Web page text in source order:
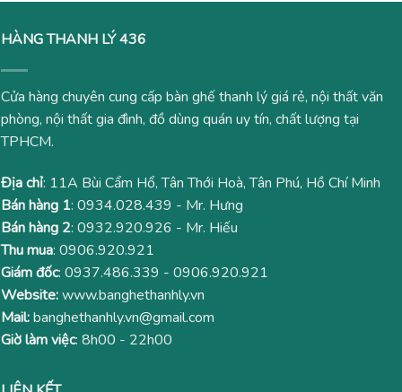
HÀNG THANH LÝ 436
Cửa hàng chuyên cung cấp bàn ghế thanh lý giá rẻ, nội thất văn
phòng, nội thất gia đình, đồ dùng quán uy tín, chất lượng tại
TPHCM.
Địa chỉ: 11A Bùi Cẩm Hổ, Tân Thới Hoà, Tân Phú, Hồ Chí Minh
Bán hàng 1: 0934.028.439 - Mr. Hưng
Bán hàng 2: 0932.920.926 - Mr. Hiếu
Thu mua: 0906.920.921
Giám đốc: 0937.486.339 - 0906.920.921
Website:www.banghethanhly.vn
Mail:banghethanhly.vn@gmail.com
Giờ làm việc: 8h00 - 22h00